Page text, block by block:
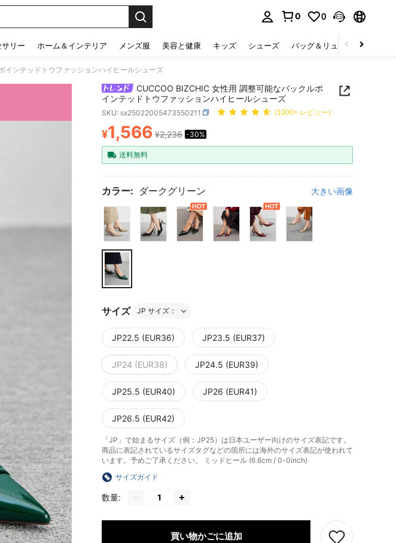
0 0
リー ホーム＆インテリア メンズ服 美容と健康 キッズ シューズ バッグ＆リュック
インテッドトウファッションハイヒールシューズ
CUCCOO BIZCHIC 女性用 調整可能なバックルポ
インテッドトウファッションハイヒールシューズ
SKU: sx25022005473550211 (1000+ レビュー)
PRICE AND AVAILABILITY
¥1,566 ¥2,236 -30%
送料無料
カラー: ダークグリーン 大きい画像
サイズ JP サイズ：
JP22.5 (EUR36) JP23.5 (EUR37)
JP24 (EUR38) JP24.5 (EUR39)
JP25.5 (EUR40) JP26 (EUR41)
JP26.5 (EUR42)
「JP」で始まるサイズ（例：JP25）は日本ユーザー向けのサイズ表記です。
商品に表記されているサイズタグなどの箇所には海外のサイズ表記が使われて
います。予めご了承ください。
ミッドヒール (6.6cm / 0-0inch)
サイズガイド
数量:
買い物かごに追加